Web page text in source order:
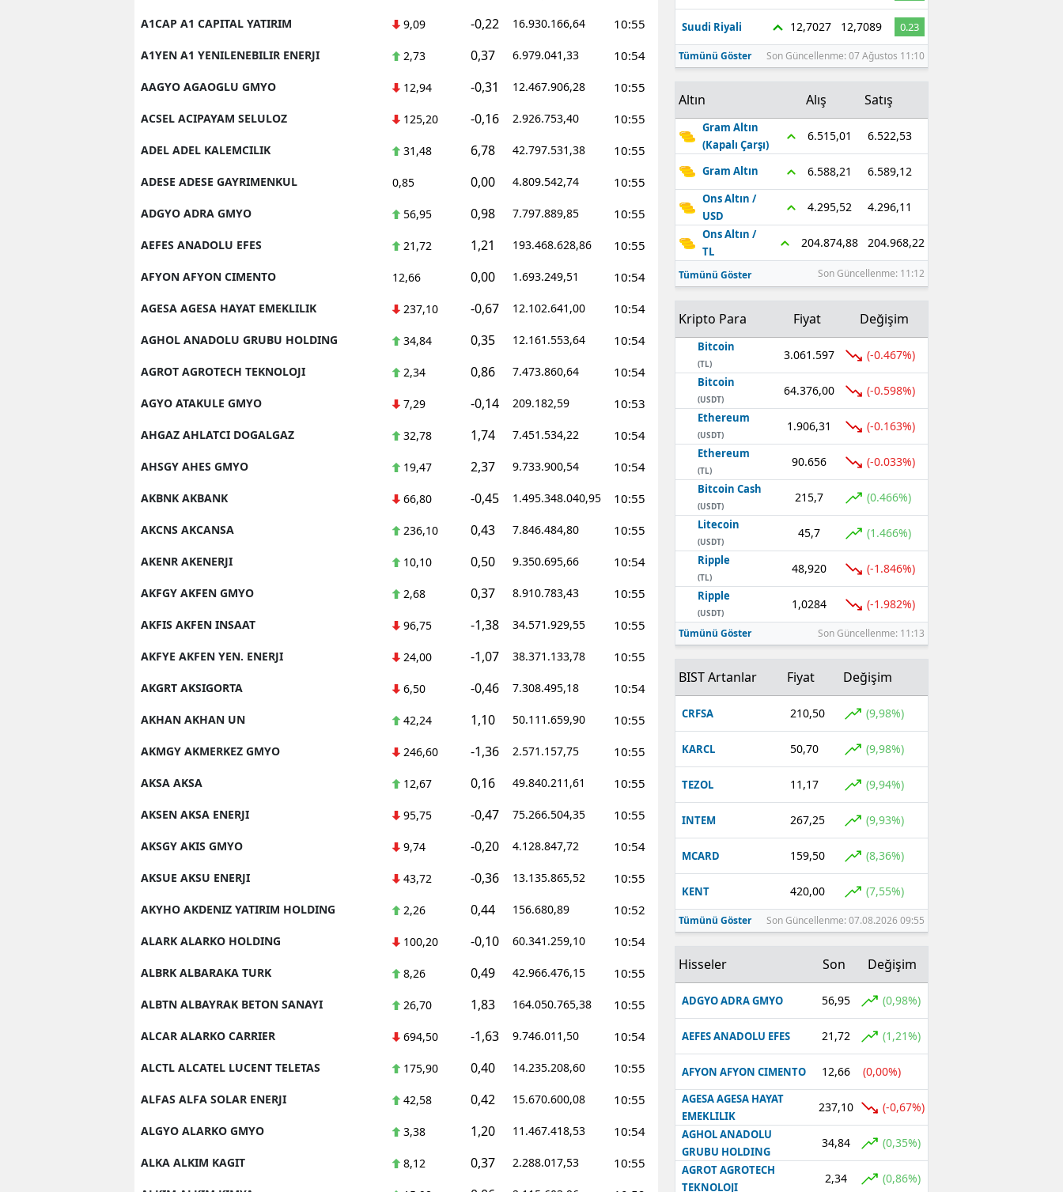
A1CAP A1 CAPITAL YATIRIM 9,09 -0,22 16.930.166,64 10:55
A1YEN A1 YENILENEBILIR ENERJI 2,73 0,37 6.979.041,33 10:54
AAGYO AGAOGLU GMYO 12,94 -0,31 12.467.906,28 10:55
ACSEL ACIPAYAM SELULOZ 125,20 -0,16 2.926.753,40 10:55
ADEL ADEL KALEMCILIK 31,48 6,78 42.797.531,38 10:55
ADESE ADESE GAYRIMENKUL 0,85 0,00 4.809.542,74 10:55
ADGYO ADRA GMYO 56,95 0,98 7.797.889,85 10:55
AEFES ANADOLU EFES 21,72 1,21 193.468.628,86 10:55
AFYON AFYON CIMENTO 12,66 0,00 1.693.249,51 10:54
AGESA AGESA HAYAT EMEKLILIK 237,10 -0,67 12.102.641,00 10:54
AGHOL ANADOLU GRUBU HOLDING 34,84 0,35 12.161.553,64 10:54
AGROT AGROTECH TEKNOLOJI 2,34 0,86 7.473.860,64 10:54
AGYO ATAKULE GMYO 7,29 -0,14 209.182,59 10:53
AHGAZ AHLATCI DOGALGAZ 32,78 1,74 7.451.534,22 10:54
AHSGY AHES GMYO 19,47 2,37 9.733.900,54 10:54
AKBNK AKBANK 66,80 -0,45 1.495.348.040,95 10:55
AKCNS AKCANSA 236,10 0,43 7.846.484,80 10:55
AKENR AKENERJI 10,10 0,50 9.350.695,66 10:54
AKFGY AKFEN GMYO 2,68 0,37 8.910.783,43 10:55
AKFIS AKFEN INSAAT 96,75 -1,38 34.571.929,55 10:55
AKFYE AKFEN YEN. ENERJI 24,00 -1,07 38.371.133,78 10:55
AKGRT AKSIGORTA 6,50 -0,46 7.308.495,18 10:54
AKHAN AKHAN UN 42,24 1,10 50.111.659,90 10:55
AKMGY AKMERKEZ GMYO 246,60 -1,36 2.571.157,75 10:55
AKSA AKSA 12,67 0,16 49.840.211,61 10:55
AKSEN AKSA ENERJI 95,75 -0,47 75.266.504,35 10:55
AKSGY AKIS GMYO 9,74 -0,20 4.128.847,72 10:54
AKSUE AKSU ENERJI 43,72 -0,36 13.135.865,52 10:55
AKYHO AKDENIZ YATIRIM HOLDING 2,26 0,44 156.680,89 10:52
ALARK ALARKO HOLDING 100,20 -0,10 60.341.259,10 10:54
ALBRK ALBARAKA TURK 8,26 0,49 42.966.476,15 10:55
ALBTN ALBAYRAK BETON SANAYI 26,70 1,83 164.050.765,38 10:55
ALCAR ALARKO CARRIER 694,50 -1,63 9.746.011,50 10:54
ALCTL ALCATEL LUCENT TELETAS 175,90 0,40 14.235.208,60 10:55
ALFAS ALFA SOLAR ENERJI 42,58 0,42 15.670.600,08 10:55
ALGYO ALARKO GMYO 3,38 1,20 11.467.418,53 10:54
ALKA ALKIM KAGIT 8,12 0,37 2.288.017,53 10:55
Suudi Riyali 12,7027 12,7089 0.23
Tümünü Göster Son Güncellenme: 07 Ağustos 11:10
Altın Alış Satış
Gram Altın
(Kapalı Çarşı)
6.515,01 6.522,53
Gram Altın 6.588,21 6.589,12
Ons Altın /
USD
4.295,52 4.296,11
Ons Altın /
TL
204.874,88 204.968,22
Tümünü Göster Son Güncellenme: 11:12
Kripto Para Fiyat Değişim
Bitcoin
(TL)
3.061.597 (-0.467%)
Bitcoin
(USDT)
64.376,00 (-0.598%)
Ethereum
(USDT)
1.906,31 (-0.163%)
Ethereum
(TL)
90.656 (-0.033%)
Bitcoin Cash
(USDT)
215,7 (0.466%)
Litecoin
(USDT)
45,7 (1.466%)
Ripple
(TL)
48,920 (-1.846%)
Ripple
(USDT)
1,0284 (-1.982%)
Tümünü Göster Son Güncellenme: 11:13
BIST Artanlar Fiyat Değişim
CRFSA 210,50 (9,98%)
KARCL 50,70 (9,98%)
TEZOL 11,17 (9,94%)
INTEM 267,25 (9,93%)
MCARD 159,50 (8,36%)
KENT 420,00 (7,55%)
Tümünü Göster Son Güncellenme: 07.08.2026 09:55
Hisseler Son Değişim
ADGYO ADRA GMYO 56,95 (0,98%)
AEFES ANADOLU EFES 21,72 (1,21%)
AFYON AFYON CIMENTO 12,66 (0,00%)
AGESA AGESA HAYAT
EMEKLILIK
237,10 (-0,67%)
AGHOL ANADOLU
GRUBU HOLDING
34,84 (0,35%)
AGROT AGROTECH
TEKNOLOJI
2,34 (0,86%)